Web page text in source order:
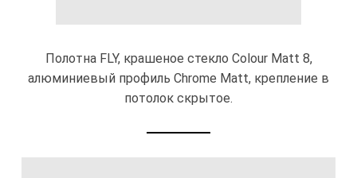
Полотна FLY, крашеное стекло Colour Matt 8,
алюминиевый профиль Chrome Matt, крепление в
потолок скрытое.